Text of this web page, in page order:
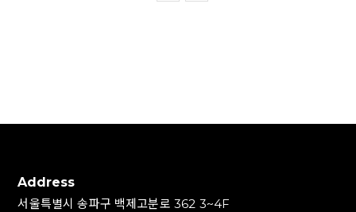
Address
서울특별시 송파구 백제고분로 362 3~4F